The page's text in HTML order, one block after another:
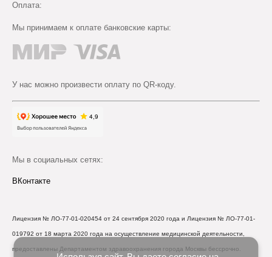
Оплата:
Мы принимаем к оплате банковские карты:
У нас можно произвести оплату по QR-коду.
Мы в социальных сетях:
ВКонтакте
Лицензия № ЛО-77-01-020454 от 24 сентября 2020 года и Лицензия № ЛО-77-01-
019792 от 18 марта 2020 года на осуществление медицинской деятельности,
предоставлены Департаментом здравоохранения города Москвы бессрочно.